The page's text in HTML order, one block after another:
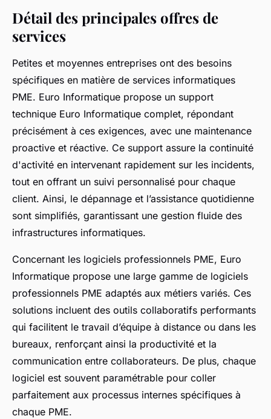
Détail des principales offres de
services
Petites et moyennes entreprises ont des besoins
spécifiques en matière de services informatiques
PME. Euro Informatique propose un support
technique Euro Informatique complet, répondant
précisément à ces exigences, avec une maintenance
proactive et réactive. Ce support assure la continuité
d'activité en intervenant rapidement sur les incidents,
tout en offrant un suivi personnalisé pour chaque
client. Ainsi, le dépannage et l’assistance quotidienne
sont simplifiés, garantissant une gestion fluide des
infrastructures informatiques.
Concernant les logiciels professionnels PME, Euro
Informatique propose une large gamme de logiciels
professionnels PME adaptés aux métiers variés. Ces
solutions incluent des outils collaboratifs performants
qui facilitent le travail d’équipe à distance ou dans les
bureaux, renforçant ainsi la productivité et la
communication entre collaborateurs. De plus, chaque
logiciel est souvent paramétrable pour coller
parfaitement aux processus internes spécifiques à
chaque PME.